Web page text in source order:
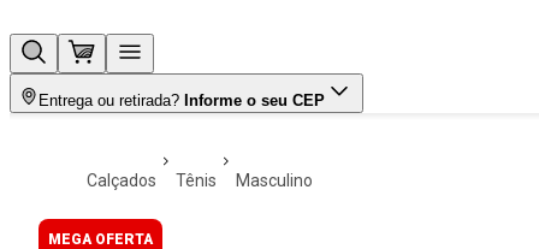
Entrega ou retirada? Informe o seu CEP
calçados tênis masculino
MEGA OFERTA